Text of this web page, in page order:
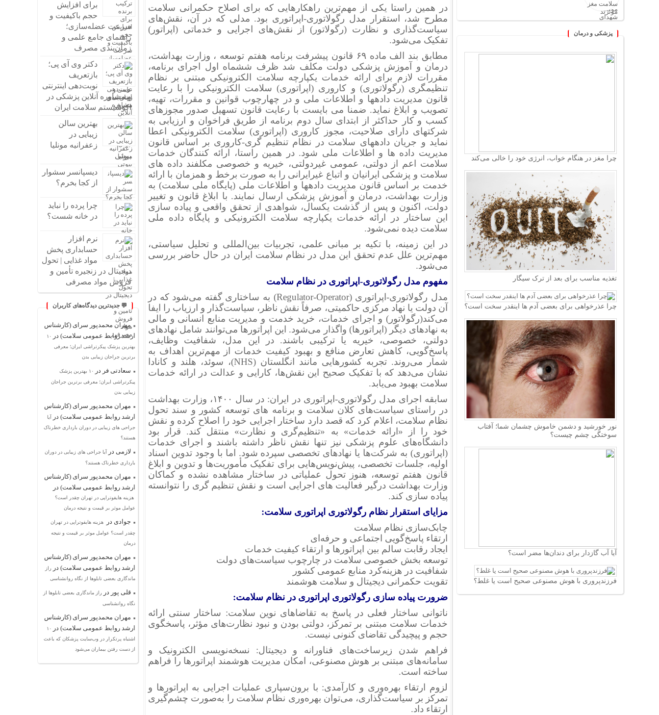
پزشکی و درمان
چرا مغز در هنگام خواب، انرژی خود را خالی می‌کند
تغذیه مناسب برای بعد از ترک سیگار
چرا عذرخواهی برای بعضی آدم ها اینقدر سخت است؟
نور خورشید و دشمن خاموش چشمان شما؛ آفتاب
سوختگی چشم چیست؟
آیا آب گازدار برای دندان‌ها مضر است؟
فرزندپروری با هوش مصنوعی صحیح است یا غلط؟
در همین راستا یکی از مهم‌ترین راهکارهایی که برای اصلاح حکمرانی سلامت
مطرح شد، استقرار مدل رگولاتوری-اپراتوری بود. مدلی که در آن، نقش‌های
سیاست‌گذاری و نظارت (رگولاتور) از نقش‌های اجرایی و خدماتی (اپراتور)
تفکیک می‌شود.
مطابق بند الف ماده ۶۹ قانون پیشرفت برنامه هفتم توسعه ، وزارت بهداشت،
درمان و آموزش پزشکی دولت مکلف شد ظرف ششماه اول اجرای برنامه،
مقررات لازم برای ارائه خدمات یکپارچه سلامت الکترونیکی مبتنی بر نظام
تنظیمگری (رگولاتوری) و کاروری (اپراتوری) سلامت الکترونیکی را با رعایت
قانون مدیریت دادهها و اطلاعات ملی و در چهارچوب قوانین و مقررات، تهیه،
تصویب و ابلاغ نماید. ضمنا می بایست با رعایت قانون تسهیل صدور مجوزهای
کسب و کار حداکثر از ابتدای سال دوم برنامه از طریق فراخوان و ارزیابی به
شرکتهای دارای صلاحیت، مجوز کاروری (اپراتوری) سلامت الکترونیکی اعطا
نماید و جریان دادههای سلامت در نظام تنظیم گری-کاروری بر اساس قانون
مدیریت داده ها و اطلاعات ملی شود. در همین راستا، ارائه کنندگان خدمات
سلامت اعم از دولتی، عمومی غیردولتی، خیریه و خصوصی مکلفند داده های
سلامت و پزشکی ایرانیان و اتباع غیرایرانی را به صورت برخط و همزمان با ارائه
خدمت بر اساس قانون مدیریت دادهها و اطلاعات ملی (پایگاه ملی سلامت) به
وزارت بهداشت، درمان و آموزش پزشکی ارسال نمایند. با ابلاغ قانون و تغییر
دولت، اکنون و پس از گذشت یکسال، شواهدی از تحقق واقعی و پیاده سازی
این ساختار در ارائه خدمات یکپارچه سلامت الکترونیکی و پایگاه داده ملی
سلامت دیده نمی‌شود.
در این زمینه، با تکیه بر مبانی علمی، تجربیات بین‌المللی و تحلیل سیاستی،
مهم‌ترین علل عدم تحقق این مدل در نظام سلامت ایران در حال حاضر بررسی
می‌شود.
مفهوم مدل رگولاتوری-اپراتوری در نظام سلامت
مدل رگولاتوری-اپراتوری (Regulator-Operator) به ساختاری گفته می‌شود که در
آن دولت یا نهاد مرکزی حاکمیتی، صرفاً نقش ناظر، سیاست‌گذار و ارزیاب را ایفا
می‌کند(رگولاتور) و اجرای خدمات، خرید خدمت و مدیریت منابع انسانی و مالی
به نهادهای دیگر (اپراتورها) واگذار می‌شود. این اپراتورها می‌توانند شامل نهادهای
دولتی، خصوصی، خیریه یا ترکیبی باشند. در این مدل، شفافیت وظایف،
پاسخ‌گویی، کاهش تعارض منافع و بهبود کیفیت خدمات از مهم‌ترین اهداف به
شمار می‌روند. تجربه کشورهایی مانند انگلستان (NHS)، سوئد، هلند و کانادا
نشان می‌دهد که با تفکیک صحیح این نقش‌ها، کارایی و عدالت در ارائه خدمات
سلامت بهبود می‌یابد.
سابقه اجرای مدل رگولاتوری-اپراتوری در ایران: در سال ۱۴۰۰، وزارت بهداشت
در راستای سیاست‌های کلان سلامت و برنامه های توسعه کشور و سند تحول
نظام سلامت، اعلام کرد که قصد دارد ساختار اجرایی خود را اصلاح کرده و نقش
خود را از «ارائه خدمات» به «تنظیم‌گری و نظارت» منتقل کند. قرار بود
دانشگاه‌های علوم پزشکی نیز تنها نقش ناظر داشته باشند و اجرای خدمات
(اپراتوری) به شرکت‌ها یا نهادهای تخصصی سپرده شود. اما با وجود تدوین اسناد
اولیه، جلسات تخصصی، پیش‌نویس‌هایی برای تفکیک مأموریت‌ها و تدوین و ابلاغ
قانون هفتم توسعه، هنوز تحول عملیاتی در ساختار مشاهده نشده و کماکان
وزارت بهداشت درگیر فعالیت های اجرایی است و نقش تنظیم گری را نتوانسته
پیاده سازی کند.
مزایای استقرار نظام رگولاتوری اپراتوری سلامت:
چابک‌سازی نظام سلامت
ارتقاء پاسخ‌گویی اجتماعی و حرفه‌ای
ایجاد رقابت سالم بین اپراتورها و ارتقاء کیفیت خدمات
توسعه بخش خصوصی سلامت در چارچوب سیاست‌های دولت
شفافیت در هزینه‌کرد منابع عمومی کشور
تقویت حکمرانی دیجیتال و سلامت هوشمند
ضرورت پیاده سازی رگولاتوری اپراتوری در نظام سلامت:
ناتوانی ساختار فعلی در پاسخ به تقاضاهای نوین سلامت: ساختار سنتی ارائه
خدمات سلامت مبتنی بر تمرکز، دولتی بودن و نبود نظارت‌های مؤثر، پاسخگوی
حجم و پیچیدگی تقاضای کنونی نیست.
فراهم شدن زیرساخت‌های فناورانه و دیجیتال: نسخه‌نویسی الکترونیک و
سامانه‌های مبتنی بر هوش مصنوعی، امکان مدیریت هوشمند اپراتورها را فراهم
ساخته است.
لزوم ارتقاء بهره‌وری و کارآمدی: با برون‌سپاری عملیات اجرایی به اپراتورها و
تمرکز بر سیاست‌گذاری، می‌توان بهره‌وری نظام سلامت را به‌صورت چشم‌گیری
ارتقاء داد.
برای افزایش
حجم باکیفیت و
سرعت عضله‌سازی؛
راهنمای جامع علمی و
زمان‌بندی مصرف
دکتر وی آی پی؛
بازتعریف
نوبت‌دهی اینترنتی
و مشاوره آنلاین پزشکی در
اکوسیستم سلامت ایران
بهترین سالن
زیبایی در
زعفرانیه مونلیا
بیوتی
دیسپانسر سشوار
از کجا بخرم؟
چرا پرده را نباید
در خانه شست؟
نرم افزار
حسابداری پخش
مواد غذایی | تحول
دیجیتال در زنجیره تأمین و
فروش مواد مصرفی
💬 جدیدترین دیدگاه‌های کاربران
مهران محمدپور سرای (کارشناس
ارشد روابط عمومی سلامت) در
۱۰
بهترین پزشک پیکرتراشی ایران؛ معرفی
برترین جراحان زیبایی بدن
سعادتی فر در
۱۰ بهترین پزشک
پیکرتراشی ایران؛ معرفی برترین جراحان
زیبایی بدن
مهران محمدپور سرای (کارشناس
ارشد روابط عمومی سلامت) در
آیا
جراحی های زیبایی در دوران بارداری خطرناک
هستند؟
لازمی در
آیا جراحی های زیبایی در دوران
بارداری خطرناک هستند؟
مهران محمدپور سرای (کارشناس
ارشد روابط عمومی سلامت) در
هزینه هایفوتراپی در تهران چقدر است؟
عوامل موثر بر قیمت و نتیجه درمان
جوادی در
هزینه هایفوتراپی در تهران
چقدر است؟ عوامل موثر بر قیمت و نتیجه
درمان
مهران محمدپور سرای (کارشناس
ارشد روابط عمومی سلامت) در
راز
ماندگاری بعضی تابلوها از نگاه روانشناسی
قلی پور در
راز ماندگاری بعضی تابلوها از
نگاه روانشناسی
مهران محمدپور سرای (کارشناس
ارشد روابط عمومی سلامت) در
۱۰
اشتباه پرتکرار در وب‌سایت پزشکان که باعث
از دست رفتن بیماران می‌شود